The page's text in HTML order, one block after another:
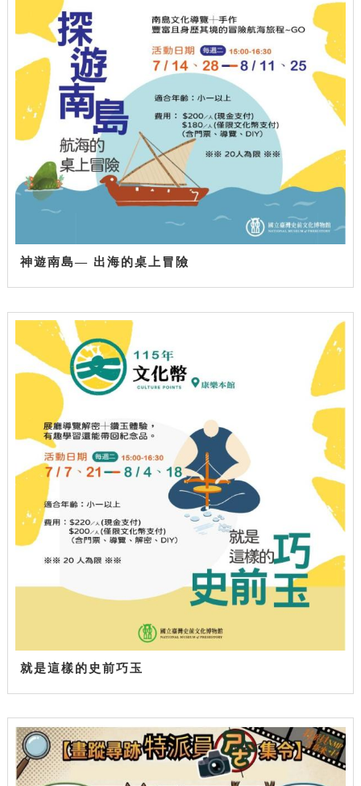
神遊南島— 出海的桌上冒險
就是這樣的史前巧玉